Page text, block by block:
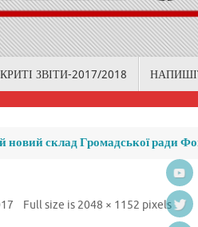
ЗВІТИ-2017/2018
склад Громадської ради
Full size is 2048 × 1152 pixels